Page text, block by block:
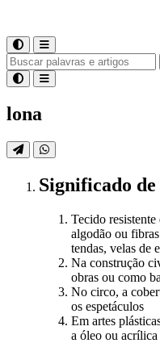
lona
Significado de
Tecido
algodão ou
tendas, velas de
Na construção
obras ou como
No circo, a
os espetáculos
Em artes
a óleo ou acrílica